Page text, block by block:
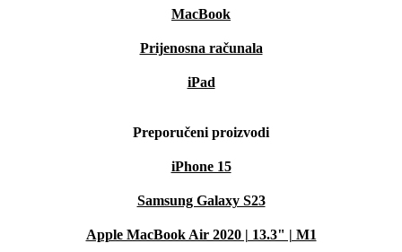
MacBook
Prijenosna računala
iPad
Preporučeni proizvodi
iPhone 15
Samsung Galaxy S23
Apple MacBook Air 2020 | 13.3" | M1